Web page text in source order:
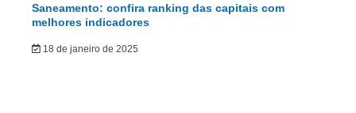
Saneamento: confira ranking das capitais com
melhores indicadores
18 de janeiro de 2025